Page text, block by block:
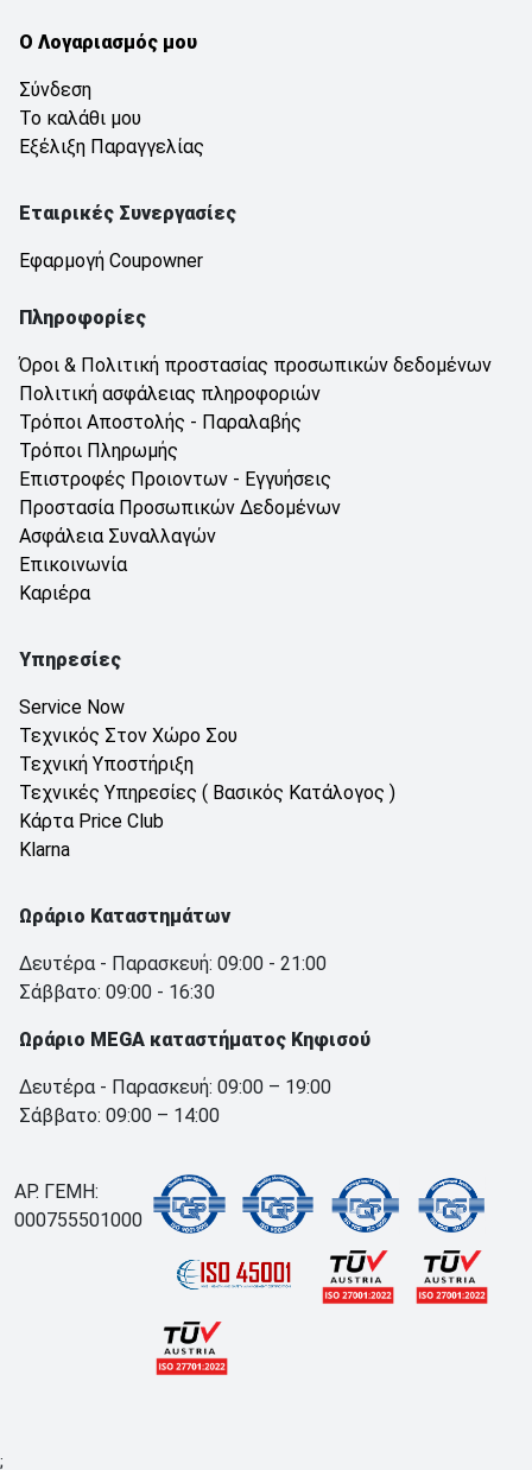
Ο Λογαριασμός μου
Σύνδεση
Το καλάθι μου
Εξέλιξη Παραγγελίας
Εταιρικές Συνεργασίες
Εφαρμογή Coupowner
Πληροφορίες
Όροι & Πολιτική προστασίας προσωπικών δεδομένων
Πολιτική ασφάλειας πληροφοριών
Τρόποι Αποστολής - Παραλαβής
Τρόποι Πληρωμής
Επιστροφές Προιοντων - Εγγυήσεις
Προστασία Προσωπικών Δεδομένων
Ασφάλεια Συναλλαγών
Επικοινωνία
Καριέρα
Υπηρεσίες
Service Now
Τεχνικός Στον Χώρο Σου
Τεχνική Υποστήριξη
Τεχνικές Υπηρεσίες ( Βασικός Κατάλογος )
Κάρτα Price Club
Klarna
Ωράριο Καταστημάτων
Δευτέρα - Παρασκευή: 09:00 - 21:00
Σάββατο: 09:00 - 16:30
Ωράριο MEGA καταστήματος Κηφισού
Δευτέρα - Παρασκευή: 09:00 – 19:00
Σάββατο: 09:00 – 14:00
ΑΡ. ΓΕΜΗ:
000755501000
;